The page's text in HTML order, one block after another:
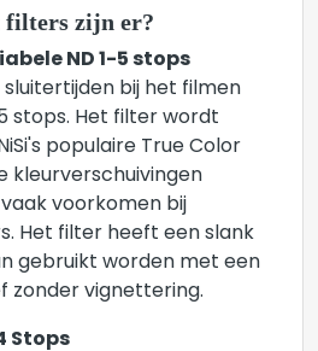
filters zijn er?
ND 1-5 stops
bij het filmen
stops. Het filter wordt
populaire True Color
kleurverschuivingen
voorkomen bij
Het filter heeft een slank
gebruikt worden met een
zonder vignettering.
Stops